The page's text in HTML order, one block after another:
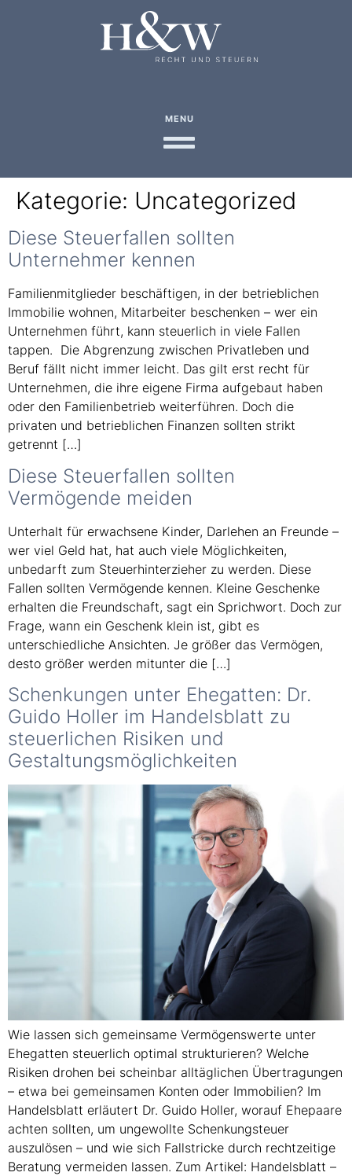
MENU
Kategorie: Uncategorized
Diese Steuerfallen sollten
Unternehmer kennen
Familienmitglieder beschäftigen, in der betrieblichen
Immobilie wohnen, Mitarbeiter beschenken – wer ein
Unternehmen führt, kann steuerlich in viele Fallen
tappen. Die Abgrenzung zwischen Privatleben und
Beruf fällt nicht immer leicht. Das gilt erst recht für
Unternehmen, die ihre eigene Firma aufgebaut haben
oder den Familienbetrieb weiterführen. Doch die
privaten und betrieblichen Finanzen sollten strikt
getrennt […]
Diese Steuerfallen sollten
Vermögende meiden
Unterhalt für erwachsene Kinder, Darlehen an Freunde –
wer viel Geld hat, hat auch viele Möglichkeiten,
unbedarft zum Steuerhinterzieher zu werden. Diese
Fallen sollten Vermögende kennen. Kleine Geschenke
erhalten die Freundschaft, sagt ein Sprichwort. Doch zur
Frage, wann ein Geschenk klein ist, gibt es
unterschiedliche Ansichten. Je größer das Vermögen,
desto größer werden mitunter die […]
Schenkungen unter Ehegatten: Dr.
Guido Holler im Handelsblatt zu
steuerlichen Risiken und
Gestaltungsmöglichkeiten
Wie lassen sich gemeinsame Vermögenswerte unter
Ehegatten steuerlich optimal strukturieren? Welche
Risiken drohen bei scheinbar alltäglichen Übertragungen
– etwa bei gemeinsamen Konten oder Immobilien? Im
Handelsblatt erläutert Dr. Guido Holler, worauf Ehepaare
achten sollten, um ungewollte Schenkungsteuer
auszulösen – und wie sich Fallstricke durch rechtzeitige
Beratung vermeiden lassen. Zum Artikel: Handelsblatt –